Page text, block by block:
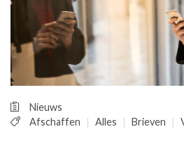
TARIEVEN
VPHUISARTSEN
MEDISCHE
REGISTRATIE
Nieuws
Afschaffen
Alles Brieven